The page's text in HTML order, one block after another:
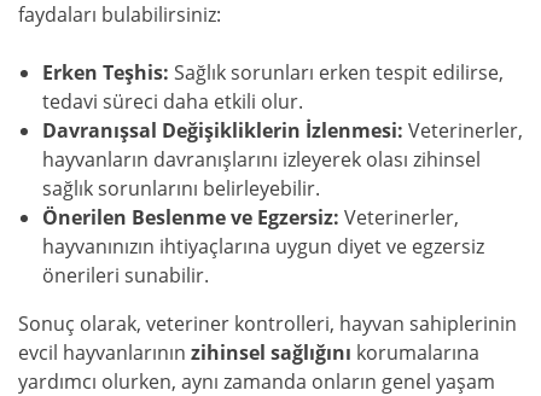
faydaları bulabilirsiniz:
Erken Teşhis: Sağlık sorunları erken tespit edilirse,
tedavi süreci daha etkili olur.
Davranışsal Değişikliklerin İzlenmesi: Veterinerler,
hayvanların davranışlarını izleyerek olası zihinsel
sağlık sorunlarını belirleyebilir.
Önerilen Beslenme ve Egzersiz: Veterinerler,
hayvanınızın ihtiyaçlarına uygun diyet ve egzersiz
önerileri sunabilir.
Sonuç olarak, veteriner kontrolleri, hayvan sahiplerinin
evcil hayvanlarının zihinsel sağlığını korumalarına
yardımcı olurken, aynı zamanda onların genel yaşam